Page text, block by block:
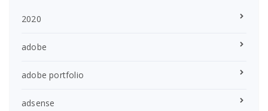
2020
adobe
adobe portfolio
adsense